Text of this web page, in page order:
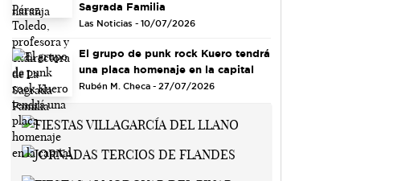
Sagrada Familia
Las Noticias - 10/07/2026
El grupo de punk rock Kuero tendrá
una placa homenaje en la capital
Rubén M. Checa - 27/07/2026